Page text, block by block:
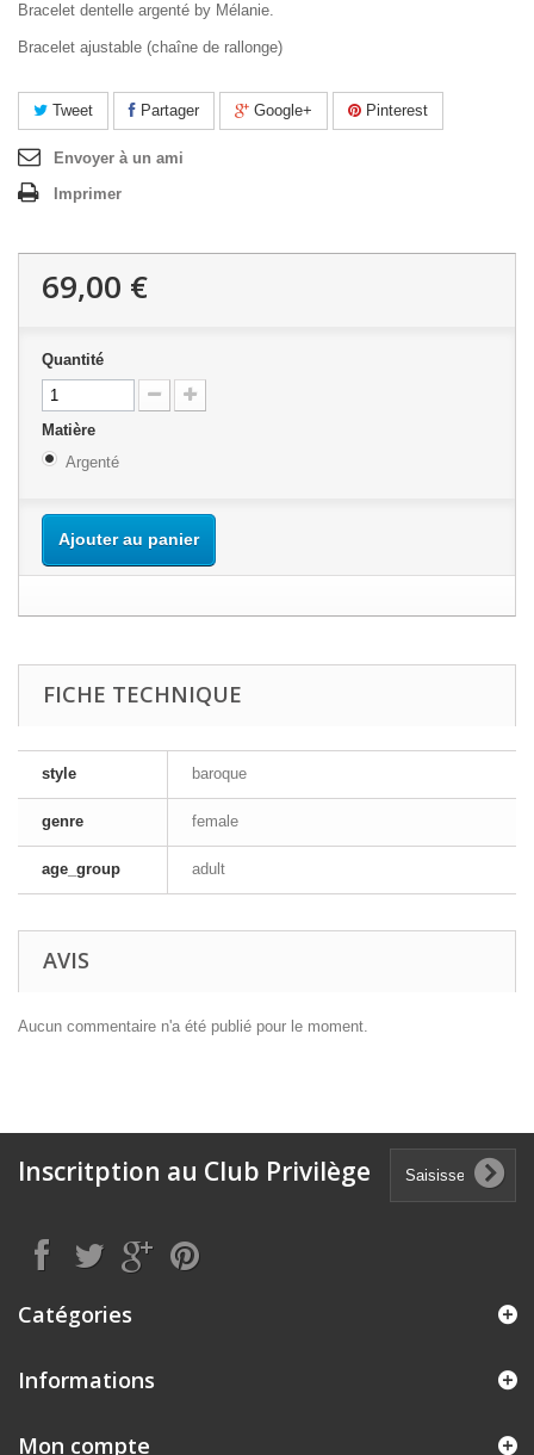
Bracelet dentelle argenté by Mélanie.
Bracelet ajustable (chaîne de rallonge)
Tweet Partager Google+ Pinterest
Envoyer à un ami
Imprimer
69,00 €
Quantité
Matière
Argenté
Ajouter au panier
FICHE TECHNIQUE
style baroque
genre female
age_group adult
AVIS
Aucun commentaire n'a été publié pour le moment.
Inscritption au Club Privilège
Catégories
Informations
Mon compte